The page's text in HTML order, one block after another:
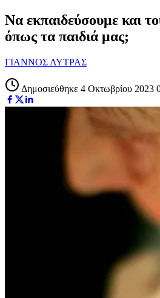
Να εκπαιδεύσουμε και
όπως τα παιδιά μας;
ΓΙΑΝΝΟΣ ΛΥΤΡΑΣ
Δημοσιεύθηκε 4 Οκτωβρίου 2023